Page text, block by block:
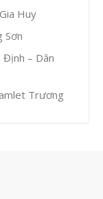
Huy
Sơn
Định – Dân
Trương